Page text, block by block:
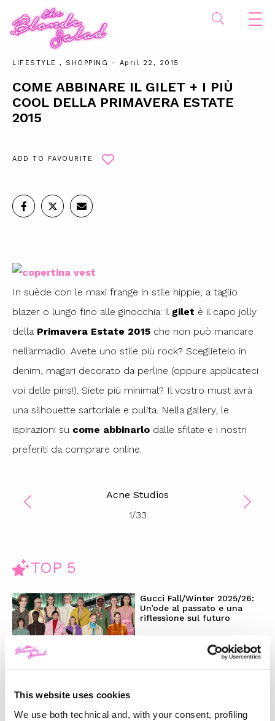
This website uses cookies
We use both technical and, with your consent, profiling
LIFESTYLE , SHOPPING - April 22, 2015
COME ABBINARE IL GILET + I PIÙ
COOL DELLA PRIMAVERA ESTATE
2015
ADD TO FAVOURITE
In suède con le maxi frange in stile hippie, a taglio
blazer o lungo fino alle ginocchia: il gilet è il capo jolly
della Primavera Estate 2015 che non può mancare
nell’armadio. Avete uno stile più rock? Sceglietelo in
denim, magari decorato da perline (oppure applicateci
voi delle pins!). Siete più minimal? Il vostro must avrà
una silhouette sartoriale e pulita. Nella gallery, le
ispirazioni su come abbinarlo dalle sfilate e i nostri
preferiti da comprare online.
Acne Studios
1/33
TOP 5
Gucci Fall/Winter 2025/26:
Un’ode al passato e una
riflessione sul futuro
FEBRUARY 28, 2025